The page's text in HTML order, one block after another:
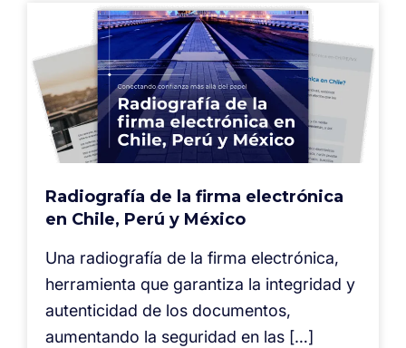
Radiografía de la firma electrónica
en Chile, Perú y México
⁠Una radiografía de la firma electrónica,
herramienta que garantiza la integridad y
autenticidad de los documentos,
aumentando la seguridad en las […]